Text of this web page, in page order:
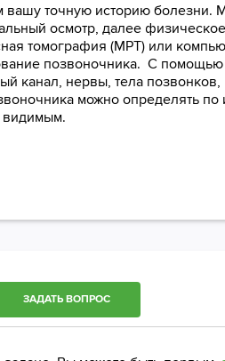
точную историю болезни.
осмотр, далее
томография (МРТ) или
позвоночника. С
канал, нервы, тела
можно определять
видимым.
ЗАДАТЬ ВОПРОС